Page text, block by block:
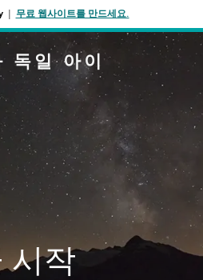
| 무료 웹사이트를 만드세요.
독일 아이
시작